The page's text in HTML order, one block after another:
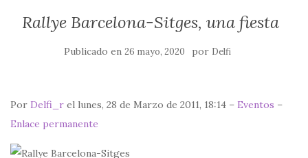
Rallye Barcelona-Sitges, una fiesta
Publicado en 26 mayo, 2020 por Delfi
Por Delfi_r el lunes, 28 de Marzo de 2011, 18:14 – Eventos –
Enlace permanente